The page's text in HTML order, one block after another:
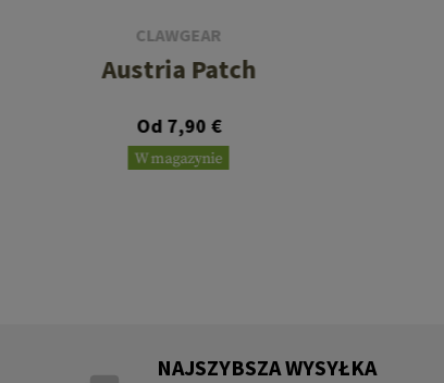
CLAWGEAR
Austria Patch
Od 7,90 €
W magazynie
NAJSZYBSZA WYSYŁKA